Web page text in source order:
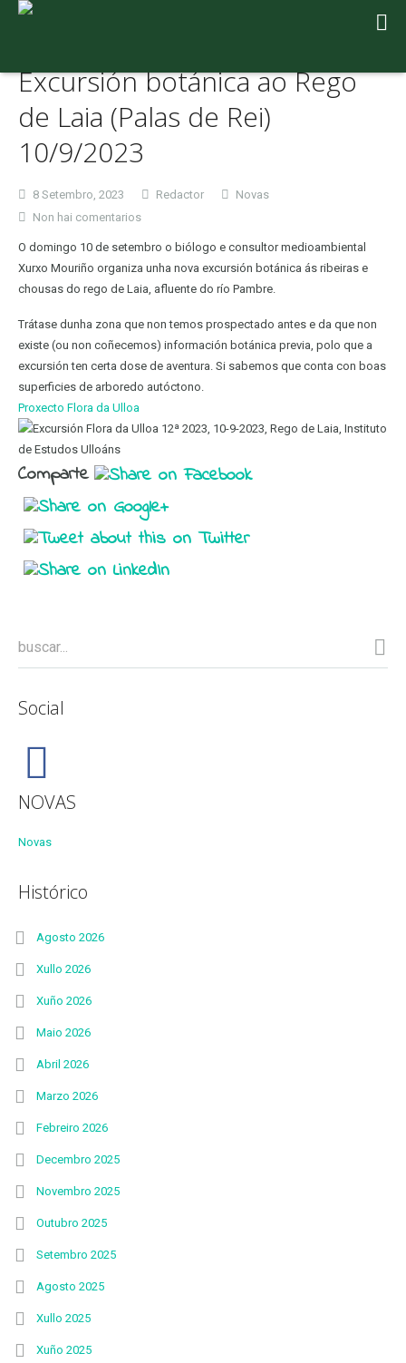
Excursión botánica ao Rego
de Laia (Palas de Rei)
10/9/2023
8 Setembro, 2023 Redactor
Novas
Non hai comentariosen
de
Laia
(Palas
de
10/9/2023
O domingo 10 de setembro o biólogo e consultor medioambiental
Xurxo Mouriño organiza unha nova excursión botánica ás ribeiras e
chousas do rego de Laia, afluente do río Pambre.
Trátase dunha zona que non temos prospectado antes e da que non
existe (ou non coñecemos) información botánica previa, polo que a
excursión ten certa dose de aventura. Si sabemos que conta con boas
superficies de arboredo autóctono.
Proxecto Flora da Ulloa
Comparte
Social
NOVAS
Novas
Histórico
Agosto 2026
Xullo 2026
Xuño 2026
Maio 2026
Abril 2026
Marzo 2026
Febreiro 2026
Decembro 2025
Novembro 2025
Outubro 2025
Setembro 2025
Agosto 2025
Xullo 2025
Xuño 2025